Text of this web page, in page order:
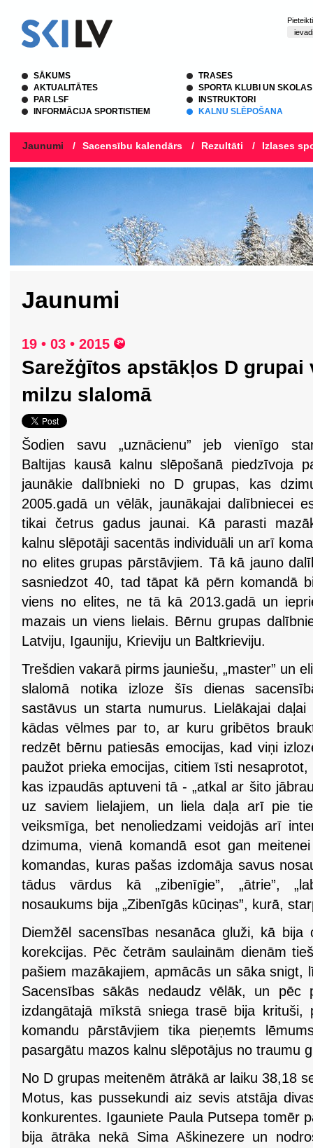
SĀKUMS
AKTUALITĀTES
PAR LSF
INFORMĀCIJA SPORTISTIEM
TRASES
SPORTA KLUBI UN SKOLAS
INSTRUKTORI
KALNU SLĒPOŠANA
Jaunumi / Sacensību kalendārs / Rezultāti / Izlases
Jaunumi
19 • 03 • 2015
Sarežģītos apstākļos D
milzu slalomā
Šodien savu „uznācienu” jeb vienīgo
Baltijas kausā kalnu slēpošanā piedzīvoja
jaunākie dalībnieki no D grupas, kas
2005.gadā un vēlāk, jaunākajai dalībniecei
tikai četrus gadus jaunai. Kā parasti
kalnu slēpotāji sacentās individuāli un arī
no elites grupas pārstāvjiem. Tā kā jauno
sasniedzot 40, tad tāpat kā pērn komandā
viens no elites, ne tā kā 2013.gadā un
mazais un viens lielais. Bērnu grupas
Latviju, Igauniju, Krieviju un Baltkrieviju.
Trešdien vakarā pirms jauniešu, „master” un
slalomā notika izloze šīs dienas
sastāvus un starta numurus. Lielākajai
kādas vēlmes par to, ar kuru gribētos
redzēt bērnu patiesās emocijas, kad viņi
paužot prieka emocijas, citiem īsti
kas izpaudās aptuveni tā - „atkal ar šito
uz saviem lielajiem, un liela daļa arī pie
veiksmīga, bet nenoliedzami veidojās arī
dzimuma, vienā komandā esot gan
komandas, kuras pašas izdomāja savus
tādus vārdus kā „zibenīgie”, „ātrie”,
nosaukums bija „Zibenīgās kūciņas”, kurā,
Diemžēl sacensības nesanāca gluži, kā
korekcijas. Pēc četrām saulainām dienām
pašiem mazākajiem, apmācās un sāka
Sacensības sākās nedaudz vēlāk, un pēc
izdangātajā mīkstā sniega trasē bija krituši,
komandu pārstāvjiem tika pieņemts
pasargātu mazos kalnu slēpotājus no traumu
No D grupas meitenēm ātrākā ar laiku 38,18
Motus, kas pussekundi aiz sevis atstāja
konkurentes. Igauniete Paula Putsepa tomēr
bija ātrāka nekā Sima Aškinezere un